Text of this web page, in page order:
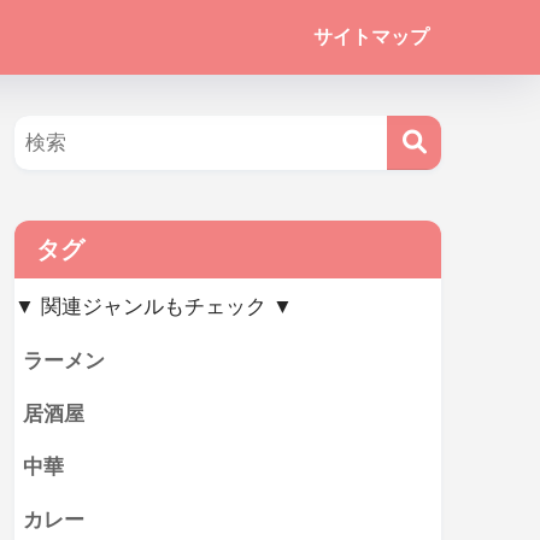
サイトマップ
タグ
▼ 関連ジャンルもチェック ▼
ラーメン
居酒屋
中華
カレー